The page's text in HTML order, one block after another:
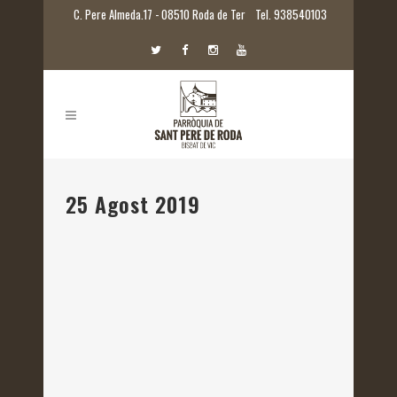
C. Pere Almeda.17 - 08510 Roda de Ter Tel. 938540103
25 Agost 2019